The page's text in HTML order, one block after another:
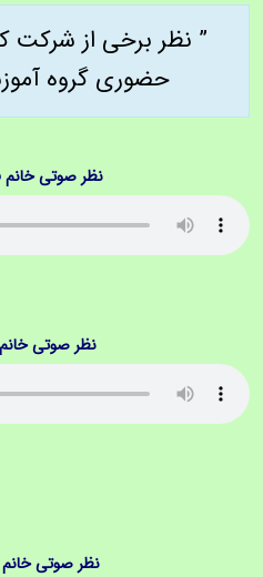
” نظر برخی از شرکت
حضوری گروه
نظر صوتی خانم
نظر صوتی
نظر صوتی